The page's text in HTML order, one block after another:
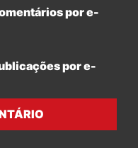
por e-
por e-